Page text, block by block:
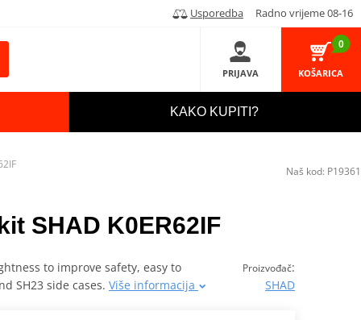
Usporedba Radno vrijeme 08-16
PRIJAVA
0
KOŠARICA
KAKO KUPITI?
SHAD K0ER62IF
Proizvođač:
SHAD
to improve safety, easy to
SH23 side cases. Više informacija
Naš kod: P19361